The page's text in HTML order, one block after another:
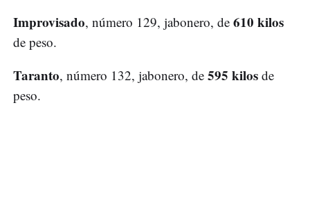
Improvisado, número 129, jabonero, de 610 kilos
de peso.
Taranto, número 132, jabonero, de 595 kilos de
peso.